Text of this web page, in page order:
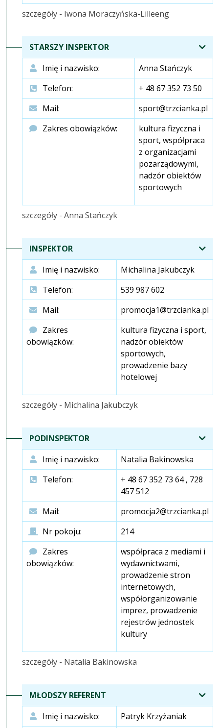
szczegóły - Iwona Moraczyńska-Lilleeng
STARSZY INSPEKTOR
szczegóły - Anna Stańczyk
Imię i nazwisko:
Anna Stańczyk
Telefon:
+ 48 67 352 73 50
Mail:
sport@trzcianka.pl
Zakres obowiązków:
kultura fizyczna i
sport, współpraca
z organizacjami
pozarządowymi,
nadzór obiektów
sportowych
INSPEKTOR
szczegóły - Michalina Jakubczyk
Imię i nazwisko:
Michalina Jakubczyk
Telefon:
539 987 602
Mail:
promocja1@trzcianka.pl
Zakres
obowiązków:
kultura fizyczna i sport,
nadzór obiektów
sportowych,
prowadzenie bazy
hotelowej
PODINSPEKTOR
szczegóły - Natalia Bakinowska
Imię i nazwisko:
Natalia Bakinowska
Telefon:
+ 48 67 352 73 64 , 728
457 512
Mail:
promocja2@trzcianka.pl
Nr pokoju:
214
Zakres
obowiązków:
współpraca z mediami i
wydawnictwami,
prowadzenie stron
internetowych,
współorganizowanie
imprez, prowadzenie
rejestrów jednostek
kultury
MŁODSZY REFERENT
Imię i nazwisko:
Patryk Krzyżaniak